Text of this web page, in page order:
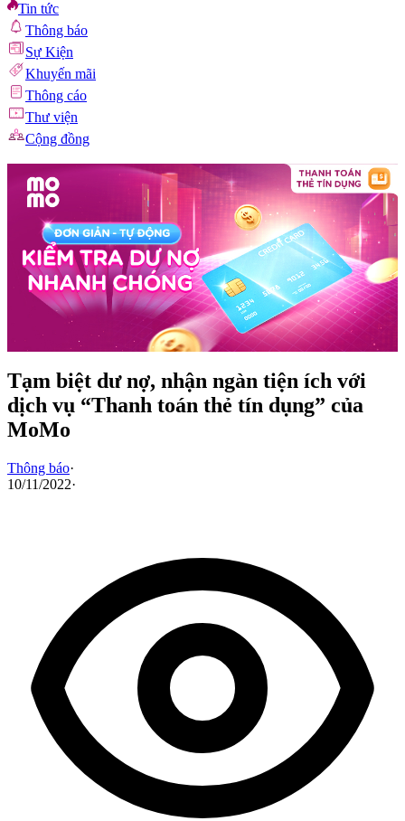
Tin tức
Thông báo
Sự Kiện
Khuyến mãi
Thông cáo
Thư viện
Cộng đồng
Tạm biệt dư nợ, nhận ngàn tiện ích với
dịch vụ “Thanh toán thẻ tín dụng” của
MoMo
Thông báo·
10/11/2022·